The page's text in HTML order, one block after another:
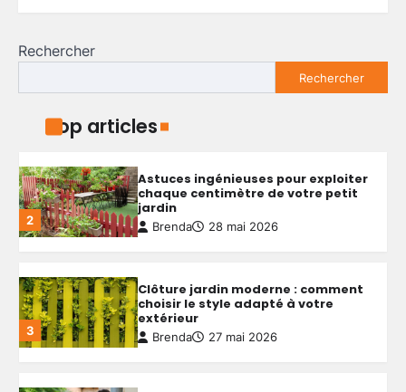
Rechercher
Rechercher
Top articles
Aménager un petit jardin autour
d’une piscine hors sol : conseils
pratiques et idées simples
2
Astuces ingénieuses pour exploiter
chaque centimètre de votre petit
jardin
Brenda 28 mai 2026
3
Clôture jardin moderne : comment
choisir le style adapté à votre
extérieur
Brenda 27 mai 2026